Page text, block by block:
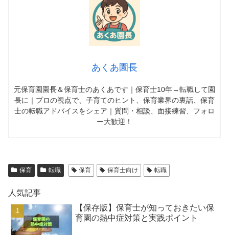
あくあ園長
元保育園園長＆保育士のあくあです｜保育士10年→転職して園
長に｜プロの視点で、子育てのヒント、保育業界の裏話、保育
士の転職アドバイスをシェア｜質問・相談、面接練習、フォロ
ー大歓迎！
保育 転職 保育 保育士向け 転職
人気記事
【保存版】保育士が知っておきたい保
育園の熱中症対策と実践ポイント